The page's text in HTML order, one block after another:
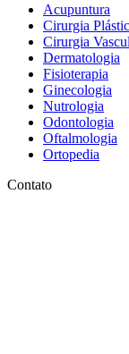
Acupuntura
Cirurgia
Cirurgia
Dermatologia
Fisioterapia
Ginecologia
Nutrologia
Odontologia
Oftalmologia
Ortopedia
Contato